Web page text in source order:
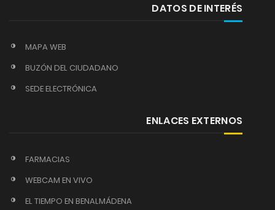
DATOS DE INTERÉS
MAPA WEB
BUZÓN DEL CIUDADANO
SEDE ELECTRÓNICA
ENLACES EXTERNOS
FARMACIAS
WEBCAM EN VIVO
EL TIEMPO EN BENALMÁDENA